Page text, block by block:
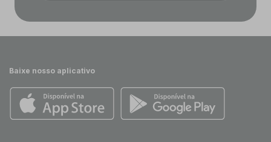
Baixe nosso aplicativo